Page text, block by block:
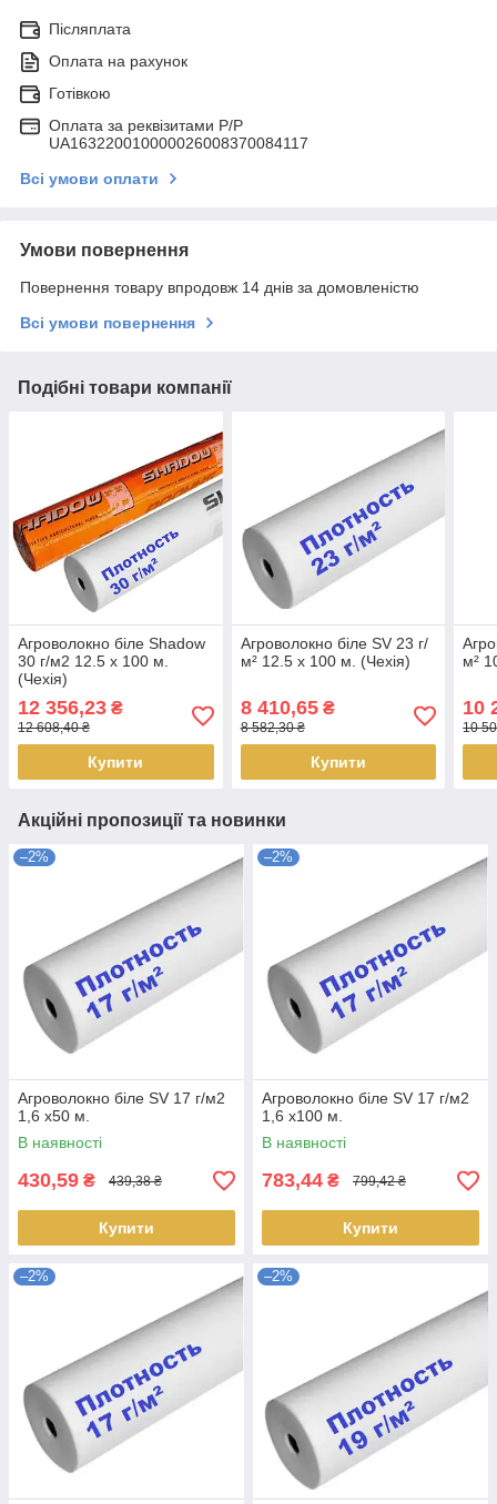
Післяплата
Оплата на рахунок
Готівкою
Оплата за реквізитами P/Р
UA163220010000026008370084117
Всі умови оплати
Умови повернення
Повернення товару впродовж 14 днів за домовленістю
Всі умови повернення
Подібні товари компанії
Агроволокно біле Shadow
30 г/м2 12.5 х 100 м.
(Чехія)
12 356,23 ₴
12 608,40 ₴
Купити
Агроволокно біле SV 23 г/
м² 12.5 х 100 м. (Чехія)
8 410,65₴
8 582,30 ₴
Купити
м²
10
10
Акційні пропозиції та новинки
–2%
Агроволокно біле SV 17 г/м2
1,6 х50 м.
В наявності
430,59 ₴ 439,38 ₴
Купити
–2%
Агроволокно біле SV 17 г/м2
1,6 х100 м.
В наявності
783,44 ₴ 799,42 ₴
Купити
–2% –2%